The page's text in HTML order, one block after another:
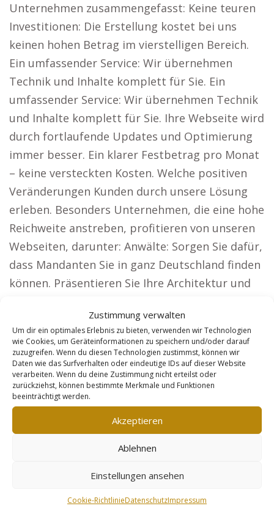
Zustimmung verwalten
Um dir ein optimales Erlebnis zu bieten, verwenden wir Technologien
wie Cookies, um Geräteinformationen zu speichern und/oder darauf
zuzugreifen. Wenn du diesen Technologien zustimmst, können wir
Daten wie das Surfverhalten oder eindeutige IDs auf dieser Website
verarbeiten. Wenn du deine Zustimmung nicht erteilst oder
zurückziehst, können bestimmte Merkmale und Funktionen
beeinträchtigt werden.
Akzeptieren
Ablehnen
Einstellungen ansehen
Cookie-RichtlinieDatenschutzImpressum
Unternehmen zusammengefasst: Keine teuren
Investitionen: Die Erstellung kostet bei uns
keinen hohen Betrag im vierstelligen Bereich.
Ein umfassender Service: Wir übernehmen
Technik und Inhalte komplett für Sie. Ein
umfassender Service: Wir übernehmen Technik
und Inhalte komplett für Sie. Ihre Webseite wird
durch fortlaufende Updates und Optimierung
immer besser. Ein klarer Festbetrag pro Monat
– keine versteckten Kosten. Welche positiven
Veränderungen Kunden durch unsere Lösung
erleben. Besonders Unternehmen, die eine hohe
Reichweite anstreben, profitieren von unseren
Webseiten, darunter: Anwälte: Sorgen Sie dafür,
dass Mandanten Sie in ganz Deutschland finden
können. Präsentieren Sie Ihre Architektur und
Steuerberater: Unternehmen und
Privatpersonen sollen von Ihren Leistungen
erfahren. Sicherheitsdienste: Machen Sie sich
zum ersten Ansprechpartner für Schutz bei
Veranstaltungen und Firmen. Online-Händler:
Mit optimierten Produkten wird Ihre Zielgruppe
bedeutend größer. Ihr Plan zum Marketing-
Erfolg, der funktioniert: Mit der Wahl unseres
Konzepts erledigen wir alle Aufgaben für Sie.
Mit Optimierung und Pflege verbessern wir Ihre